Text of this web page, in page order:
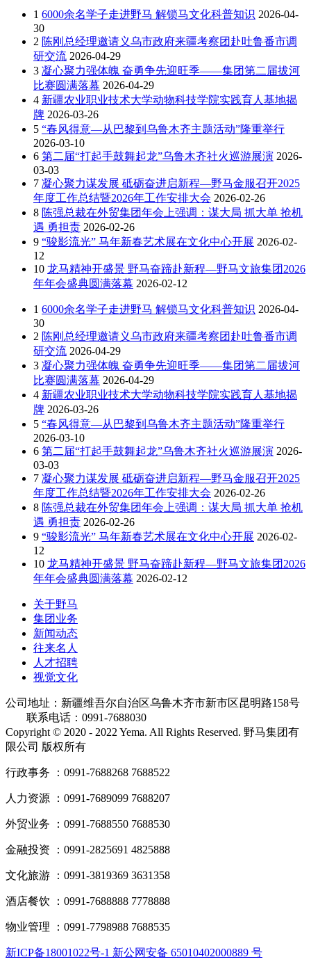
1 6000余名学子走进野马 解锁马文化科普知识 2026-04-
30
2 陈刚总经理邀请义乌市政府来疆考察团赴吐鲁番市调
研交流 2026-04-29
3 凝心聚力强体魄 奋勇争先迎旺季——集团第二届拔河
比赛圆满落幕 2026-04-29
4 新疆农业职业技术大学动物科技学院实践育人基地揭
牌 2026-03-26
5 “春风得意—从巴黎到乌鲁木齐主题活动”隆重举行
2026-03-10
6 第二届“打起手鼓舞起龙”乌鲁木齐社火巡游展演 2026-
03-03
7 凝心聚力谋发展 砥砺奋进启新程—野马金服召开2025
年度工作总结暨2026年工作安排大会 2026-02-26
8 陈强总裁在外贸集团年会上强调：谋大局 抓大单 抢机
遇 勇担责 2026-02-26
9 “骏影流光” 马年新春艺术展在文化中心开展 2026-02-
12
10 龙马精神开盛景 野马奋蹄赴新程—野马文旅集团2026
年年会盛典圆满落幕 2026-02-12
1 6000余名学子走进野马 解锁马文化科普知识 2026-04-
30
2 陈刚总经理邀请义乌市政府来疆考察团赴吐鲁番市调
研交流 2026-04-29
3 凝心聚力强体魄 奋勇争先迎旺季——集团第二届拔河
比赛圆满落幕 2026-04-29
4 新疆农业职业技术大学动物科技学院实践育人基地揭
牌 2026-03-26
5 “春风得意—从巴黎到乌鲁木齐主题活动”隆重举行
2026-03-10
6 第二届“打起手鼓舞起龙”乌鲁木齐社火巡游展演 2026-
03-03
7 凝心聚力谋发展 砥砺奋进启新程—野马金服召开2025
年度工作总结暨2026年工作安排大会 2026-02-26
8 陈强总裁在外贸集团年会上强调：谋大局 抓大单 抢机
遇 勇担责 2026-02-26
9 “骏影流光” 马年新春艺术展在文化中心开展 2026-02-
12
10 龙马精神开盛景 野马奋蹄赴新程—野马文旅集团2026
年年会盛典圆满落幕 2026-02-12
关于野马
集团业务
新闻动态
往来名人
人才招聘
视觉文化
公司地址：新疆维吾尔自治区乌鲁木齐市新市区昆明路158号
联系电话：0991-7688030
Copyright © 2020 - 2022 Yema. All Rights Reserved. 野马集团有
限公司 版权所有
行政事务 ：0991-7688268 7688522
人力资源 ：0991-7689099 7688207
外贸业务 ：0991-7688550 7688530
金融投资 ：0991-2825691 4825888
文化旅游 ：0991-3819369 3631358
酒店餐饮 ：0991-7688888 7778888
物业管理 ：0991-7798988 7688535
新ICP备18001022号-1 新公网安备 65010402000889 号